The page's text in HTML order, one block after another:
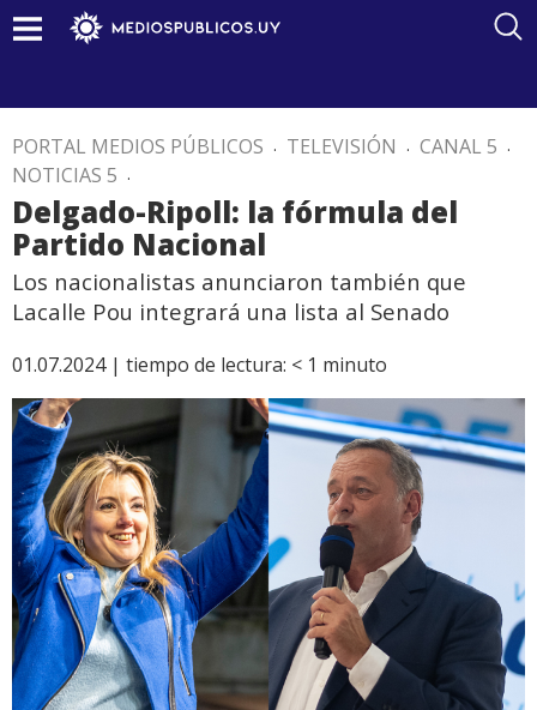
PORTAL MEDIOS PÚBLICOS . TELEVISIÓN . CANAL 5 .
NOTICIAS 5 .
Delgado-Ripoll: la fórmula del
Partido Nacional
Los nacionalistas anunciaron también que
Lacalle Pou integrará una lista al Senado
01.07.2024 | tiempo de lectura: < 1 minuto